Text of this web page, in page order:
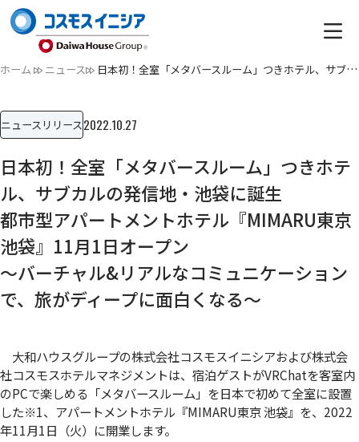
ホーム ニュース 日本初！全室「メタバースルーム」つきホテル、サブカルの発信…
ニュースリリース2022.10.27
日本初！全室「メタバースルーム」つきホテ
ル、サブカルの発信地・池袋に誕生
都市型アパートメントホテル『MIMARU東京
池袋』11月1日オープン
～バーチャル&リアルなコミュニケーション
で、旅がディープに面白くなる～
大和ハウスグループの株式会社コスモスイニシアおよび株式会
社コスモスホテルマネジメントは、宿泊ゲストがVRChatを客室内
のPCで楽しめる「メタバースルーム」を日本で初めて全室に設置
した※1、アパートメントホテル『MIMARU東京 池袋』を、2022
年11月1日（火）に開業します。